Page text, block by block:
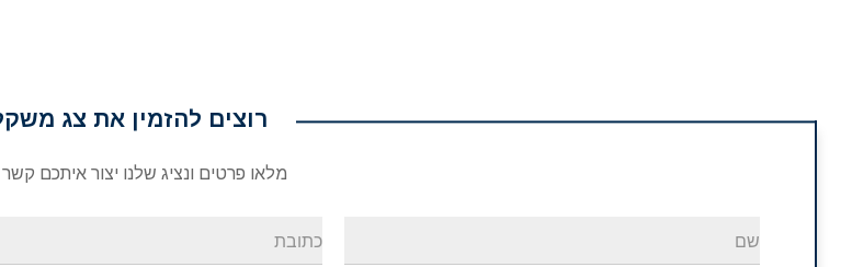
רוצים להזמין את צג
מלאו פרטים ונציג שלנו יצור איתכם